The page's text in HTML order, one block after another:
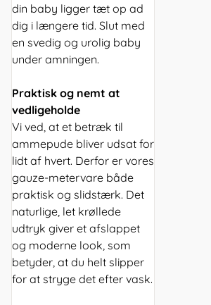
din baby ligger tæt op ad
dig i længere tid. Slut med
en svedig og urolig baby
under amningen.
Praktisk og nemt at
vedligeholde
Vi ved, at et betræk til
ammepude bliver udsat for
lidt af hvert. Derfor er vores
gauze-metervare både
praktisk og slidstærk. Det
naturlige, let krøllede
udtryk giver et afslappet
og moderne look, som
betyder, at du helt slipper
for at stryge det efter vask.